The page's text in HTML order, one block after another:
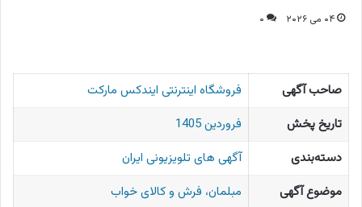
۰۴ می ۲۰۲۶ ۰
صاحب آگهی
فروشگاه اینترنتی ایندکس مارکت
تاریخ پخش
فروردین 1405
دسته‌بندی
آگهی های تلویزیونی ایران
موضوع آگهی
مبلمان، فرش و کالای خواب